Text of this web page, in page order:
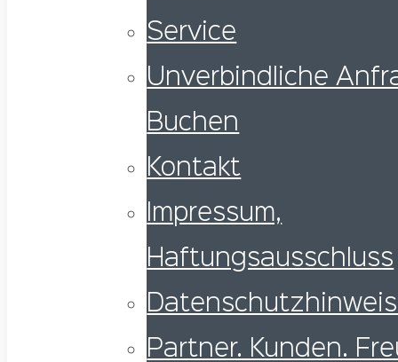
Service
Unverbindliche
Buchen
Kontakt
Impressum,
Haftungsausschluss
Partner. Kunden.